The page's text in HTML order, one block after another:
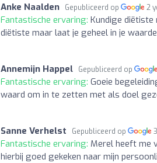
Anke Naalden Gepubliceerd op 2
Fantastische ervaring: Kundige diëtiste
diëtiste maar laat je geheel in je
Annemijn Happel Gepubliceerd op
Fantastische ervaring: Goeie
waard om in te zetten met als doel
Sanne Verhelst Gepubliceerd op
Fantastische ervaring: Merel heeft me
hierbij goed gekeken naar mijn